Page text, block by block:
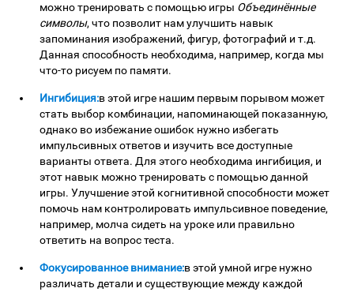
можно тренировать с помощью игры Объединённые
символы, что позволит нам улучшить навык
запоминания изображений, фигур, фотографий и т.д.
Данная способность необходима, например, когда мы
что-то рисуем по памяти.
Ингибиция:в этой игре нашим первым порывом может
стать выбор комбинации, напоминающей показанную,
однако во избежание ошибок нужно избегать
импульсивных ответов и изучить все доступные
варианты ответа. Для этого необходима ингибиция, и
этот навык можно тренировать с помощью данной
игры. Улучшение этой когнитивной способности может
помочь нам контролировать импульсивное поведение,
например, молча сидеть на уроке или правильно
ответить на вопрос теста.
Фокусированное внимание:в этой умной игре нужно
различать детали и существующие между каждой